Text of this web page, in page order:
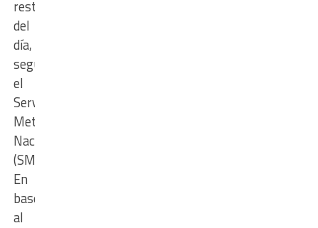
resto
del
día,
según
el
Servicio
Meteorológico
Nacional
(SMN)
En
base
al